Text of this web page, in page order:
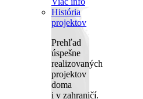
História
projektov
Prehľad
úspešne
realizovaných
projektov
doma
i v zahraničí.